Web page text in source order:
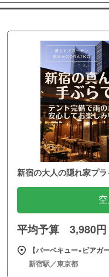
新宿の大人の隠れ家プ
平均予算 3,980円
【バーベキュー×ビアガ
新宿駅／東京都